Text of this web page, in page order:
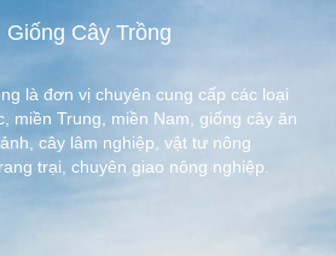
Giống Cây Trồng
là đơn vị chuyên cung cấp các loại
miền Trung, miền Nam, giống cây ăn
cây lâm nghiệp, vật tư nông
trại, chuyên giao nông nghiệp.